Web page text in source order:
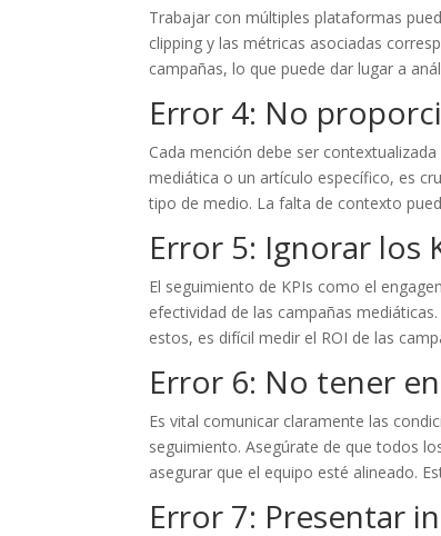
Trabajar con múltiples plataformas
clipping y las métricas asociadas
campañas, lo que puede dar lugar a
Error 4: No
Cada mención debe ser
mediática o un artículo específico, es
tipo de medio. La falta de contexto
Error 5: Ignorar los
El seguimiento de KPIs como el
efectividad de las campañas
estos, es difícil medir el ROI de las
Error 6: No tener
Es vital comunicar claramente las
seguimiento. Asegúrate de que todos
asegurar que el equipo esté alineado.
Error 7: Presentar